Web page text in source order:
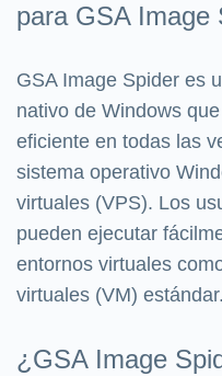
para GSA Image
GSA Image Spider es
nativo de Windows
eficiente en todas las
sistema operativo
virtuales (VPS). Los
pueden ejecutar
entornos virtuales
virtuales (VM) estándar.
¿GSA Image